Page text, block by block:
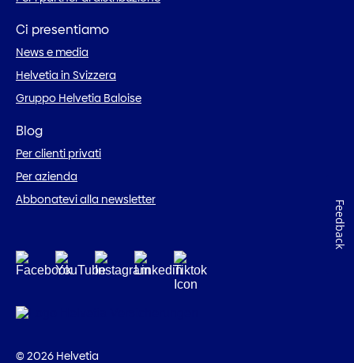
Ci presentiamo
News e media
Helvetia in Svizzera
Gruppo Helvetia Baloise
Blog
Per clienti privati
Per azienda
Abbonatevi alla newsletter
© 2026 Helvetia
Feedback